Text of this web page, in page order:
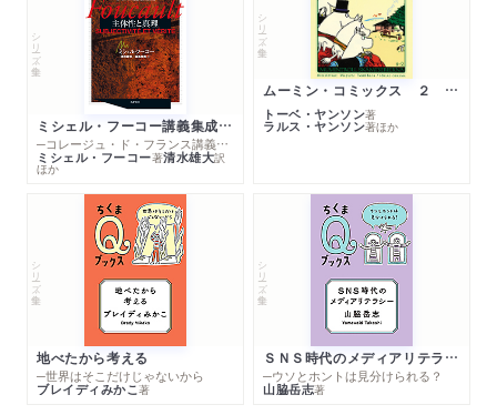
シリーズ・全集
ミシェル・フーコー講義集成１０ 主体性と真理
─コレージュ・ド・フランス講義１９８０－１９８１年度
ミシェル・フーコー著清水雄大訳
ほか
シリーズ・全集
ムーミン・コミックス ２ あこがれの遠い土地
トーベ・ヤンソン著
ラルス・ヤンソン著ほか
シリーズ・全集
地べたから考える
─世界はそこだけじゃないから
ブレイディみかこ著
シリーズ・全集
ＳＮＳ時代のメディアリテラシー
─ウソとホントは見分けられる？
山脇岳志著